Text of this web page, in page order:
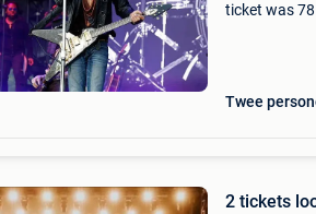
ticket was
Twee
2 tickets